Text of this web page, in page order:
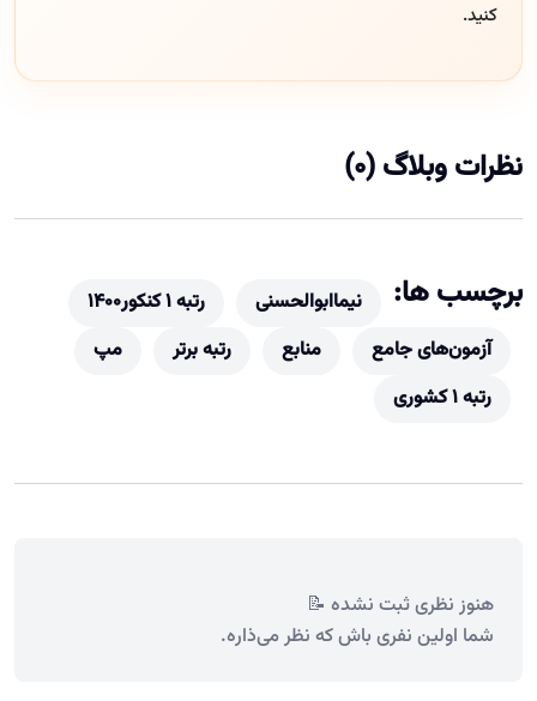
کنید.
نظرات وبلاگ (0)
برچسب ها: نیماابوالحسنی
رتبه ۱ کنکور۱۴۰۰
آزمون‌های جامع
منابع رتبه برتر
مپ
رتبه 1 کشوری
هنوز نظری ثبت نشده 📝
شما اولین نفری باش که نظر می‌ذاره.